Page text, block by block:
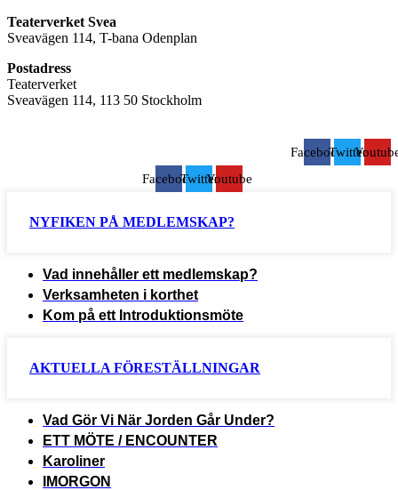
Teaterverket Svea
Sveavägen 114, T-bana Odenplan
Postadress
Teaterverket
Sveavägen 114, 113 50 Stockholm
FacebookTwitter
FacebookTwitterYoutube
NYFIKEN PÅ MEDLEMSKAP?
Vad innehåller ett medlemskap?
Verksamheten i korthet
Kom på ett Introduktionsmöte
AKTUELLA FÖRESTÄLLNINGAR
Vad Gör Vi När Jorden Går Under?
ETT MÖTE / ENCOUNTER
Karoliner
IMORGON